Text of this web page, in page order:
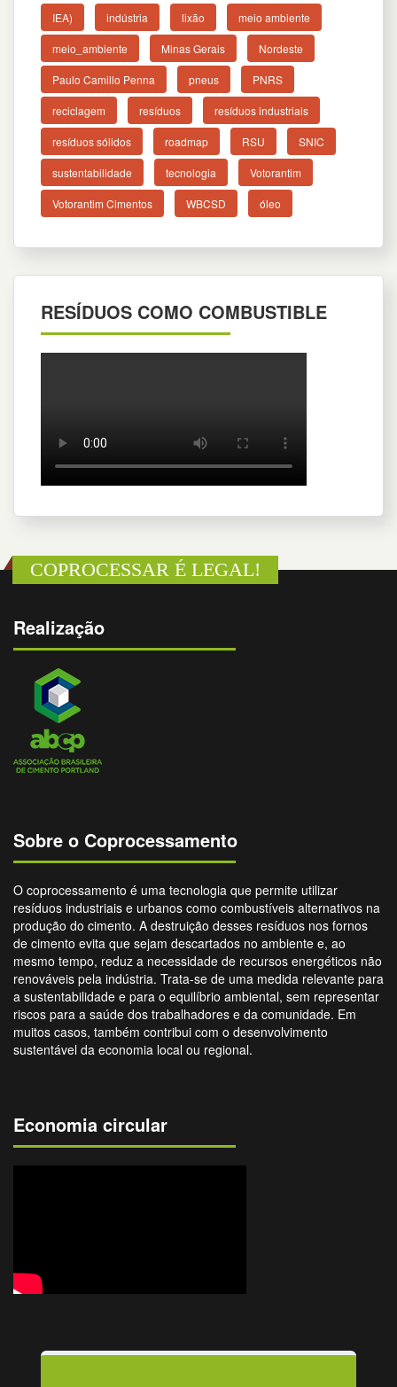
IEA) indústria lixão meio ambiente
meio_ambiente Minas Gerais Nordeste
Paulo Camillo Penna pneus PNRS
reciclagem resíduos resíduos industriais
resíduos sólidos roadmap RSU SNIC
sustentabilidade tecnologia Votorantim
Votorantim Cimentos WBCSD óleo
RESÍDUOS COMO COMBUSTIBLE
COPROCESSAR É LEGAL!
Realização
Sobre o Coprocessamento
O coprocessamento é uma tecnologia que permite utilizar
resíduos industriais e urbanos como combustíveis alternativos na
produção do cimento. A destruição desses resíduos nos fornos
de cimento evita que sejam descartados no ambiente e, ao
mesmo tempo, reduz a necessidade de recursos energéticos não
renováveis pela indústria. Trata-se de uma medida relevante para
a sustentabilidade e para o equilíbrio ambiental, sem representar
riscos para a saúde dos trabalhadores e da comunidade. Em
muitos casos, também contribui com o desenvolvimento
sustentável da economia local ou regional.
Economia circular